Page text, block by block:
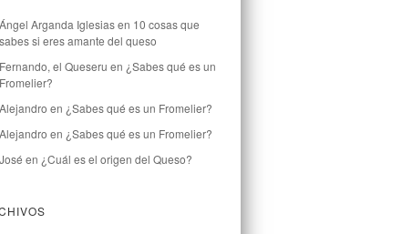
Ángel Arganda Iglesiasen 10 cosas que
sabes si eres amante del queso
Fernando, el Queseru en ¿Sabes qué es un
Fromelier?
Alejandro en ¿Sabes qué es un Fromelier?
Alejandro en ¿Sabes qué es un Fromelier?
José en ¿Cuál es el origen del Queso?